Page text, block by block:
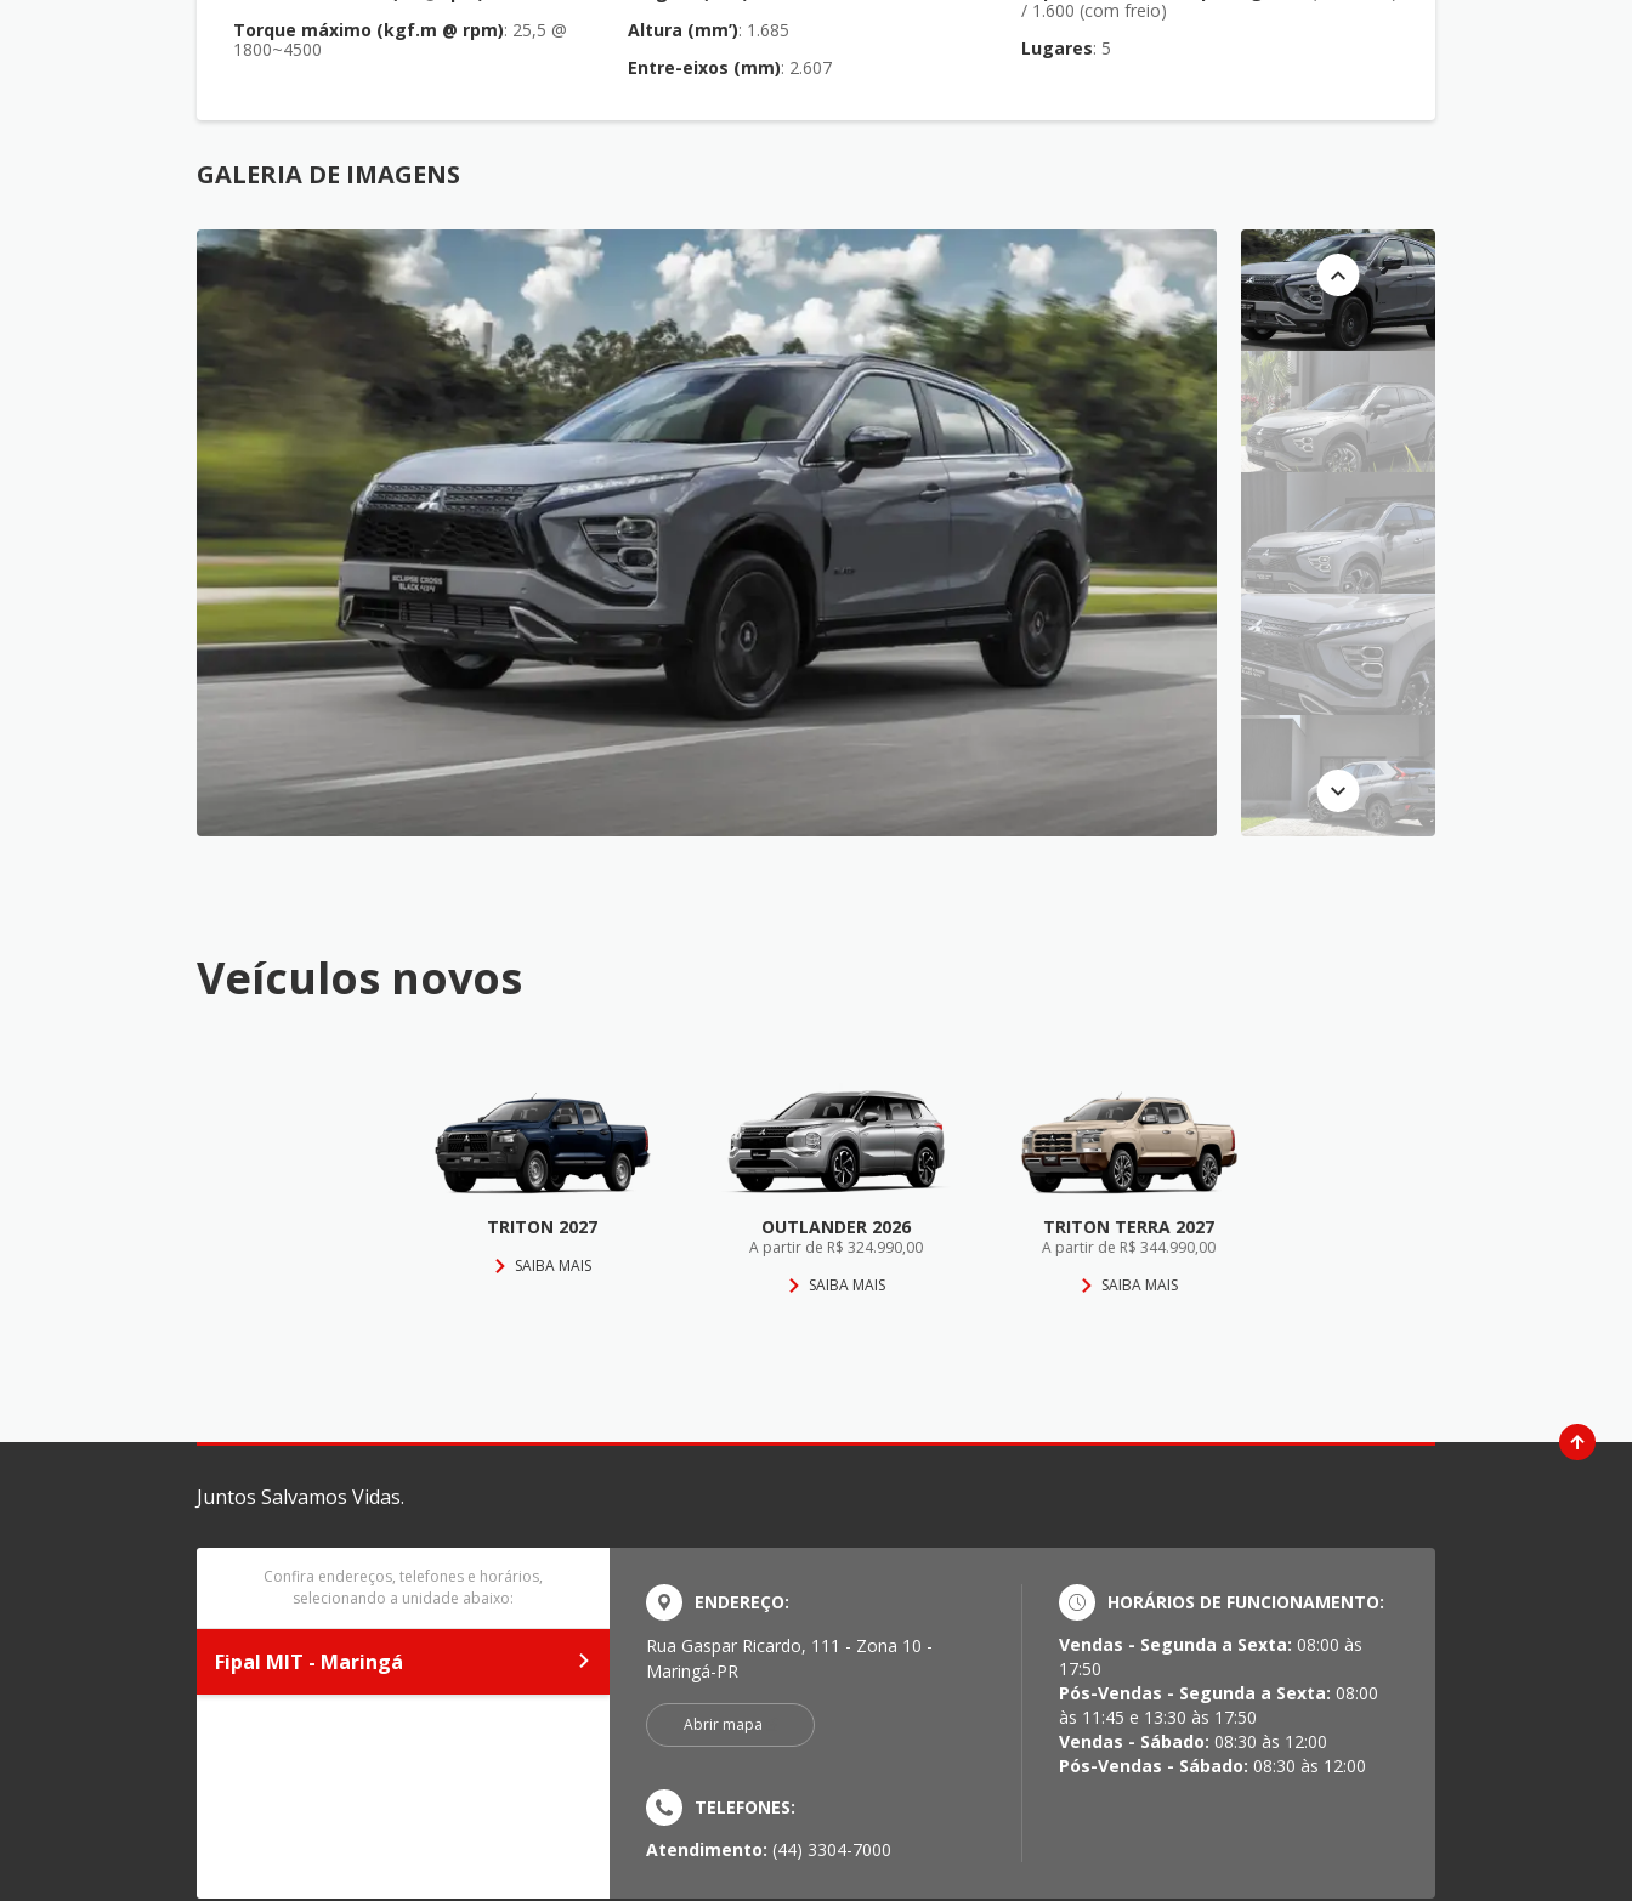
Torque máximo (kgf.m @ rpm): 25,5 @
1800~4500
Altura (mm’) : 1.685
Entre-eixos (mm) : 2.607
/ 1.600 (com freio)
Lugares : 5
GALERIA DE IMAGENS
Veículos novos
TRITON 2027
SAIBA MAIS
OUTLANDER 2026
A partir de R$ 324.990,00
SAIBA MAIS
TRITON TERRA 2027
A partir de R$ 344.990,00
SAIBA MAIS
Juntos Salvamos Vidas.
Confira endereços, telefones e horários,
selecionando a unidade abaixo:
Fipal MIT - Maringá
ENDEREÇO:
Rua Gaspar Ricardo, 111 - Zona 10 -
Maringá-PR
Abrir mapa
TELEFONES:
Atendimento: (44) 3304-7000
HORÁRIOS DE FUNCIONAMENTO:
Vendas - Segunda a Sexta: 08:00 às
17:50
Pós-Vendas - Segunda a Sexta: 08:00
às 11:45 e 13:30 às 17:50
Vendas - Sábado: 08:30 às 12:00
Pós-Vendas - Sábado: 08:30 às 12:00